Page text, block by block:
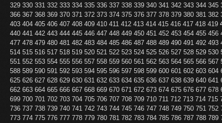
329 330 331 332 333 334 335 336 337 338 339 340 341 342 343 344 345
366 367 368 369 370 371 372 373 374 375 376 377 378 379 380 381 382
403 404 405 406 407 408 409 410 411 412 413 414 415 416 417 418 419
440 441 442 443 444 445 446 447 448 449 450 451 452 453 454 455 456
477 478 479 480 481 482 483 484 485 486 487 488 489 490 491 492 493
514 515 516 517 518 519 520 521 522 523 524 525 526 527 528 529 530
551 552 553 554 555 556 557 558 559 560 561 562 563 564 565 566 567
588 589 590 591 592 593 594 595 596 597 598 599 600 601 602 603 604
625 626 627 628 629 630 631 632 633 634 635 636 637 638 639 640 641
662 663 664 665 666 667 668 669 670 671 672 673 674 675 676 677 678
699 700 701 702 703 704 705 706 707 708 709 710 711 712 713 714 715
736 737 738 739 740 741 742 743 744 745 746 747 748 749 750 751 752
773 774 775 776 777 778 779 780 781 782 783 784 785 786 787 788 789